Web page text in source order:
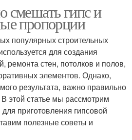
смешать гипс и
пропорции
популярных строительных
для создания
ремонта стен, потолков и полов,
элементов. Однако,
результата, важно правильно
этой статье мы рассмотрим
приготовления гипсовой
полезные советы и